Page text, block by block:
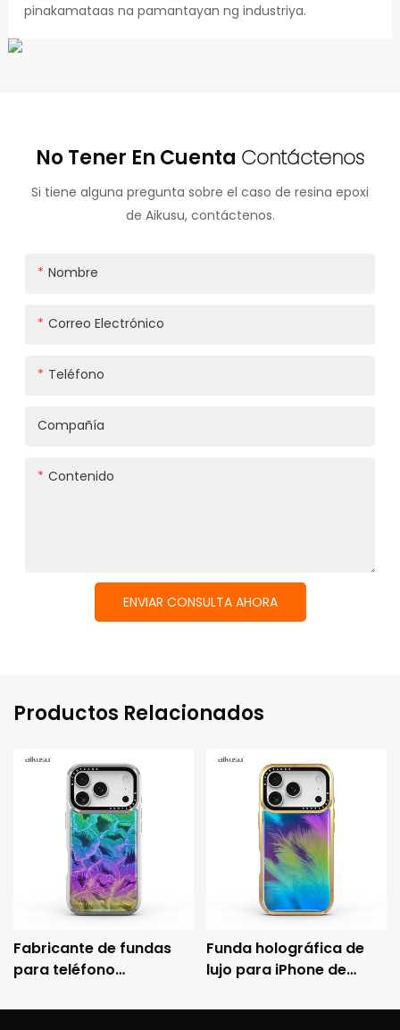
pinakamataas na pamantayan ng industriya.
No Tener En Cuenta Contáctenos
Si tiene alguna pregunta sobre el caso de resina epoxi
de Aikusu, contáctenos.
Nombre
Correo Electrónico
Teléfono
Compañía
Contenido
ENVIAR CONSULTA AHORA
Productos Relacionados
Fabricante de fundas
para teléfono
personalizadas aikusu,
Funda holográfica de
lujo para iPhone de
metálico galvanizado y